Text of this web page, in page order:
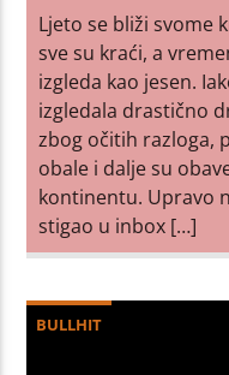
Ljeto se bliži svome
sve su kraći, a
izgleda kao jesen.
izgledala drastično
zbog očitih razloga,
obale i dalje su
kontinentu. Upravo
stigao u inbox […]
BULLHIT